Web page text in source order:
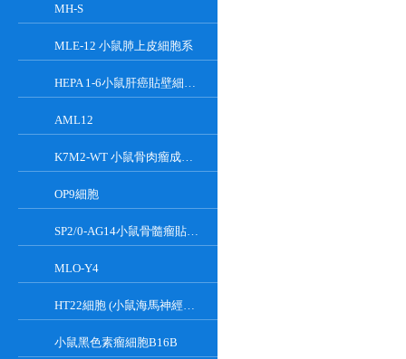
MH-S
MLE-12 小鼠肺上皮細胞系
HEPA 1-6小鼠肝癌貼壁細胞系
AML12
K7M2-WT 小鼠骨肉瘤成骨細胞系
OP9細胞
SP2/0-AG14小鼠骨髓瘤貼壁細胞系
MLO-Y4
HT22細胞 (小鼠海馬神經元細胞) (STR鑒定正確)
小鼠黑色素瘤細胞B16B